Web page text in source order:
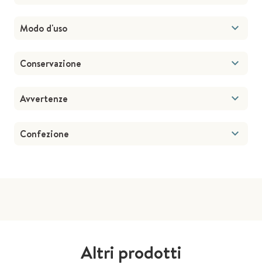
Modo d'uso
Conservazione
Avvertenze
Confezione
Altri prodotti